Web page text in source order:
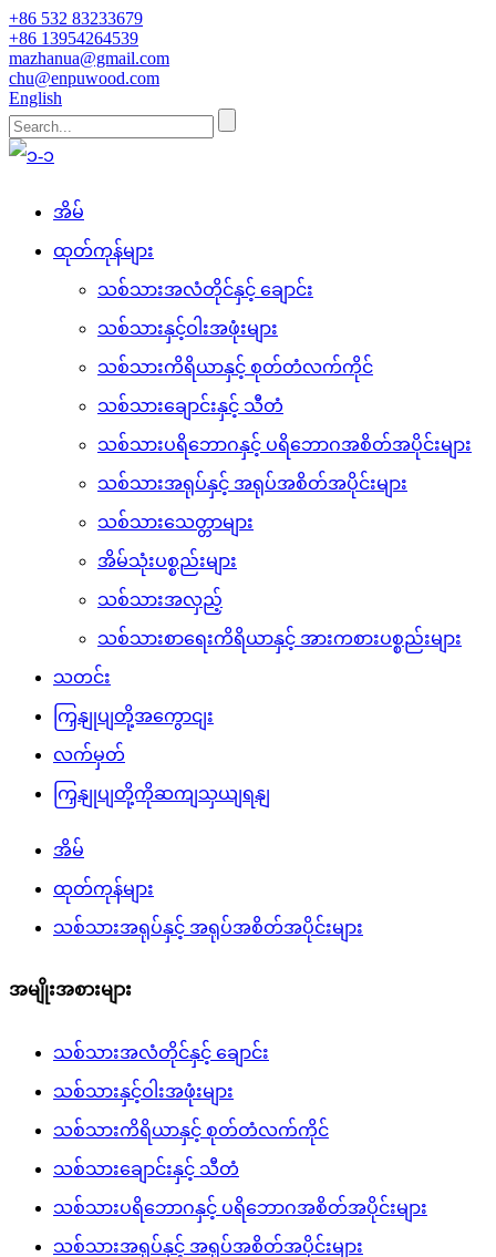
+86 532 83233679
+86 13954264539
mazhanua@gmail.com
chu@enpuwood.com
English
အိမ်
ထုတ်ကုန်များ
သစ်သားအလံတိုင်နှင့် ချောင်း
သစ်သားနှင့်ဝါးအဖုံးများ
သစ်သားကိရိယာနှင့် စုတ်တံလက်ကိုင်
သစ်သားချောင်းနှင့် သီတံ
သစ်သားပရိဘောဂနှင့် ပရိဘောဂအစိတ်အပိုင်းများ
သစ်သားအရုပ်နှင့် အရုပ်အစိတ်အပိုင်းများ
သစ်သားသေတ္တာများ
အိမ်သုံးပစ္စည်းများ
သစ်သားအလှည့်
သစ်သားစာရေးကိရိယာနှင့် အားကစားပစ္စည်းများ
သတင်း
ကြှနျုပျတို့အကွောငျး
လက်မှတ်
ကြှနျုပျတို့ကိုဆကျသှယျရနျ
အိမ်
ထုတ်ကုန်များ
သစ်သားအရုပ်နှင့် အရုပ်အစိတ်အပိုင်းများ
အမျိုးအစားများ
သစ်သားအလံတိုင်နှင့် ချောင်း
သစ်သားနှင့်ဝါးအဖုံးများ
သစ်သားကိရိယာနှင့် စုတ်တံလက်ကိုင်
သစ်သားချောင်းနှင့် သီတံ
သစ်သားပရိဘောဂနှင့် ပရိဘောဂအစိတ်အပိုင်းများ
သစ်သားအရုပ်နှင့် အရုပ်အစိတ်အပိုင်းများ